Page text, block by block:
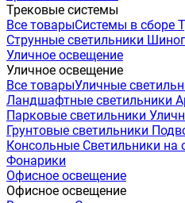
Трековые системы
Все товарыСистемы в сборе
Струнные светильники
Уличное освещение
Уличное освещение
Все товарыУличные
Ландшафтные светильники
Парковые светильники
Грунтовые светильники
Консольные Светильники на
Фонарики
Офисное освещение
Офисное освещение